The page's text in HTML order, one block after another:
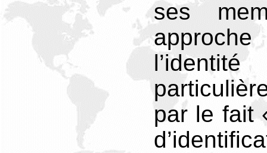
ses
par le fait